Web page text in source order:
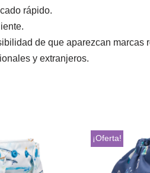
rápido.
de que aparezcan marcas
y extranjeros.
¡Oferta!